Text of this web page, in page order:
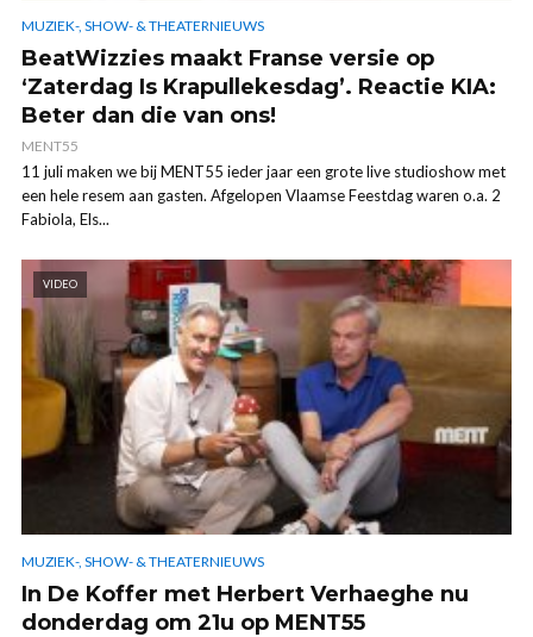
MUZIEK-, SHOW- & THEATERNIEUWS
BeatWizzies maakt Franse versie op
‘Zaterdag Is Krapullekesdag’. Reactie KIA:
Beter dan die van ons!
MENT55
11 juli maken we bij MENT55 ieder jaar een grote live studioshow met
een hele resem aan gasten. Afgelopen Vlaamse Feestdag waren o.a. 2
Fabiola, Els...
VIDEO
MUZIEK-, SHOW- & THEATERNIEUWS
In De Koffer met Herbert Verhaeghe nu
donderdag om 21u op MENT55